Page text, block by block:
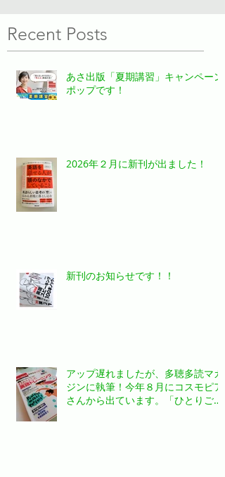
Recent Posts
あさ出版「夏期講習」キャンペーン
ポップです！
2026年２月に新刊が出ました！
新刊のお知らせです！！
アップ遅れましたが、多聴多読マガ
ジンに執筆！今年８月にコスモピア
さんから出ています。「ひとりごと